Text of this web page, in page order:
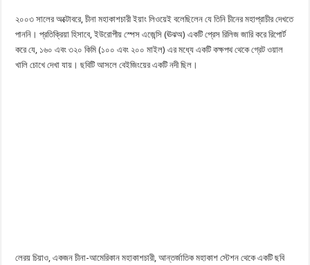
২০০৩ সালের অক্টোবরে, চীনা মহাকাশচারী ইয়াং লিওয়েই বলেছিলেন যে তিনি চীনের মহাপ্রাচীর দেখতে
পাননি। প্রতিক্রিয়া হিসাবে, ইউরোপীয় স্পেস এজেন্সি (ঊঝঅ) একটি প্রেস রিলিজ জারি করে রিপোর্ট
করে যে, ১৬০ এবং ৩২০ কিমি (১০০ এবং ২০০ মাইল) এর মধ্যে একটি কক্ষপথ থেকে গ্রেট ওয়াল
খালি চোখে দেখা যায়। ছবিটি আসলে বেইজিংয়ের একটি নদী ছিল।
লেরয় চিয়াও, একজন চীনা-আমেরিকান মহাকাশচারী, আন্তর্জাতিক মহাকাশ স্টেশন থেকে একটি ছবি